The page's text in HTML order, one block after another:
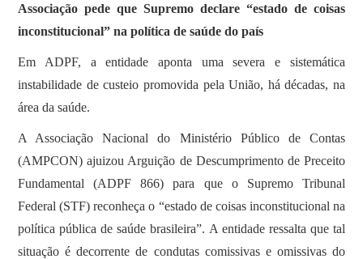
Associação pede que Supremo declare “estado de coisas
inconstitucional” na política de saúde do país
Em ADPF, a entidade aponta uma severa e sistemática
instabilidade de custeio promovida pela União, há décadas, na
área da saúde.
A Associação Nacional do Ministério Público de Contas
(AMPCON) ajuizou Arguição de Descumprimento de Preceito
Fundamental (ADPF 866) para que o Supremo Tribunal
Federal (STF) reconheça o “estado de coisas inconstitucional na
política pública de saúde brasileira”. A entidade ressalta que tal
situação é decorrente de condutas comissivas e omissivas do